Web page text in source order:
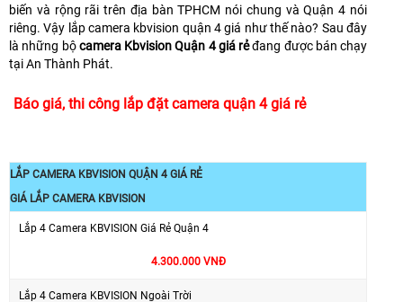
biến và rộng rãi trên địa bàn TPHCM nói chung và Quận 4 nói
riêng. Vậy lắp camera kbvision quận 4 giá như thế nào? Sau đây
là những bộcamera Kbvision Quận 4 giá rẻđang được bán chạy
tại An Thành Phát.
Báo giá, thi công lắp đặt camera quận 4 giá rẻ
LẮP CAMERA KBVISION QUẬN 4 GIÁ RẺ
GIÁ LẮP CAMERA KBVISION
Lắp 4 Camera KBVISION Giá Rẻ Quận 4
4.300.000 VNĐ
Lắp 4 Camera KBVISION Ngoài Trời